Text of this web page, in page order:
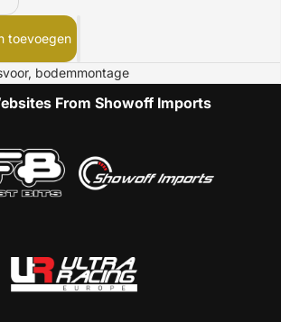
toevoegen
bodemmontage
From Showoff Imports